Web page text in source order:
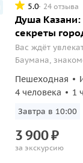
5.0 24 отзыва
Душа Казани:
секреты
Вас ждёт
Баумана,
колокольню
книжку.
Пешеходная
4 человека
1
Завтра в 10:00
3900₽
за экскурсию